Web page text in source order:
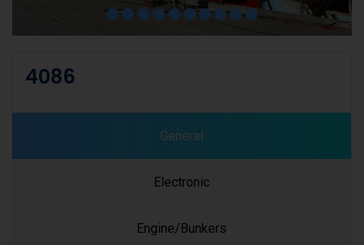
4086
General
Electronic
Engine/Bunkers